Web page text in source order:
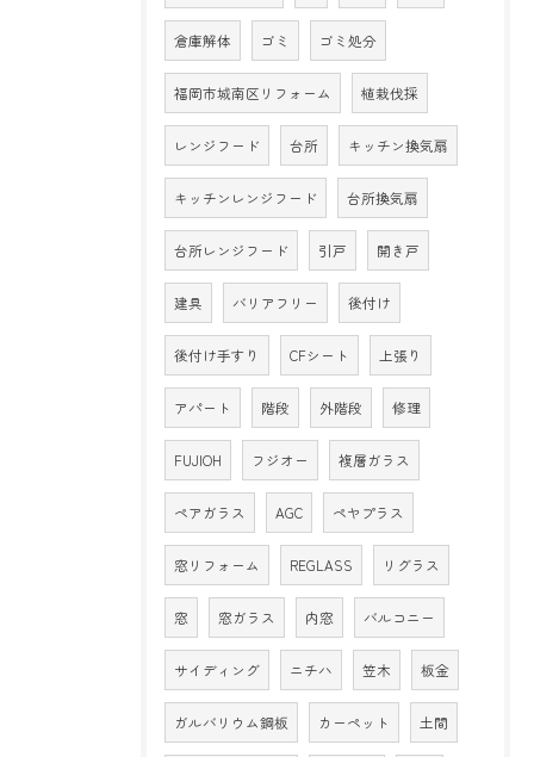
倉庫解体 ゴミ ゴミ処分
福岡市城南区リフォーム 植栽伐採
レンジフード 台所 キッチン換気扇
キッチンレンジフード 台所換気扇
台所レンジフード 引戸 開き戸
建具 バリアフリー 後付け
後付け手すり CFシート 上張り
アパート 階段 外階段 修理
FUJIOH フジオー 複層ガラス
ペアガラス AGC ペヤプラス
窓リフォーム REGLASS リグラス
窓 窓ガラス 内窓 バルコニー
サイディング ニチハ 笠木 板金
ガルバリウム鋼板 カーペット 土間